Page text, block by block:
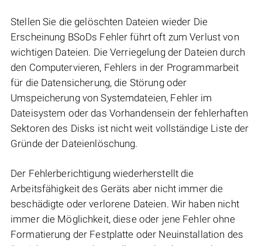
Stellen Sie die gelöschten Dateien wieder Die
Erscheinung BSoDs Fehler führt oft zum Verlust von
wichtigen Dateien. Die Verriegelung der Dateien durch
den Computervieren, Fehlers in der Programmarbeit
für die Datensicherung, die Störung oder
Umspeicherung von Systemdateien, Fehler im
Dateisystem oder das Vorhandensein der fehlerhaften
Sektoren des Disks ist nicht weit vollständige Liste der
Gründe der Dateienlöschung.
Der Fehlerberichtigung wiederherstellt die
Arbeitsfähigkeit des Geräts aber nicht immer die
beschädigte oder verlorene Dateien. Wir haben nicht
immer die Möglichkeit, diese oder jene Fehler ohne
Formatierung der Festplatte oder Neuinstallation des